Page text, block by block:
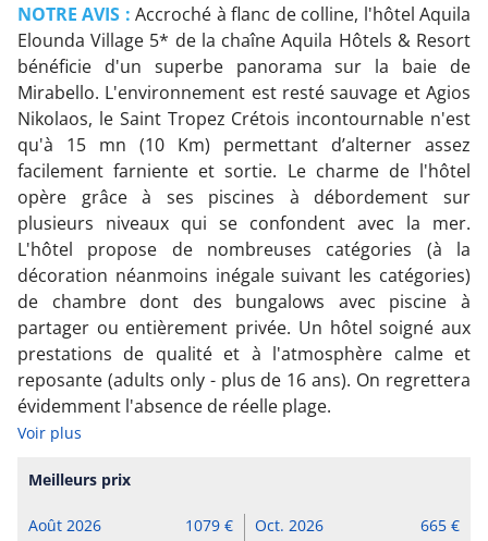
NOTRE AVIS :Accroché à flanc de colline, l'hôtel Aquila
Elounda Village 5* de la chaîne Aquila Hôtels & Resort
bénéficie d'un superbe panorama sur la baie de
Mirabello. L'environnement est resté sauvage et Agios
Nikolaos, le Saint Tropez Crétois incontournable n'est
qu'à 15 mn (10 Km) permettant d’alterner assez
facilement farniente et sortie. Le charme de l'hôtel
opère grâce à ses piscines à débordement sur
plusieurs niveaux qui se confondent avec la mer.
L'hôtel propose de nombreuses catégories (à la
décoration néanmoins inégale suivant les catégories)
de chambre dont des bungalows avec piscine à
partager ou entièrement privée. Un hôtel soigné aux
prestations de qualité et à l'atmosphère calme et
reposante (adults only - plus de 16 ans). On regrettera
évidemment l'absence de réelle plage.
Voir plus
Meilleurs prix
Août 2026
1079
Oct. 2026 665